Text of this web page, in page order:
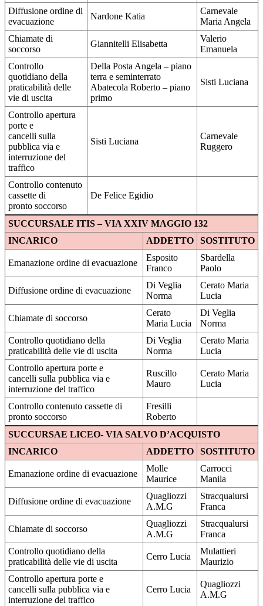
Diffusione ordine di
evacuazione
Nardone Katia
Carnevale
Maria Angela
Chiamate di
soccorso
Giannitelli Elisabetta
Valerio
Emanuela
Controllo
quotidiano della
praticabilità delle
vie di uscita
Della Posta Angela – piano
terra e seminterrato
Abatecola Roberto – piano
primo
Sisti Luciana
Controllo apertura
porte e
cancelli sulla
pubblica via e
interruzione del
traffico
Sisti Luciana
Carnevale
Ruggero
Controllo contenuto
cassette di
pronto soccorso
De Felice Egidio
SUCCURSALE ITIS – VIA XXIV MAGGIO 132
INCARICO
ADDETTO SOSTITUTO
Emanazione ordine di evacuazione
Esposito
Franco
Sbardella
Paolo
Diffusione ordine di evacuazione
Di Veglia
Norma
Cerato Maria
Lucia
Chiamate di soccorso
Cerato
Maria Lucia
Di Veglia
Norma
Controllo quotidiano della
praticabilità delle vie di uscita
Di Veglia
Norma
Cerato Maria
Lucia
Controllo apertura porte e
cancelli sulla pubblica via e
interruzione del traffico
Ruscillo
Mauro
Cerato Maria
Lucia
Controllo contenuto cassette di
pronto soccorso
Fresilli
Roberto
SUCCURSAE LICEO- VIA SALVO D’ACQUISTO
INCARICO
ADDETTO SOSTITUTO
Emanazione ordine di evacuazione
Molle
Maurice
Carrocci
Manila
Diffusione ordine di evacuazione
Quagliozzi
A.M.G
Stracqualursi
Franca
Chiamate di soccorso
Quagliozzi
A.M.G
Stracqualursi
Franca
Controllo quotidiano della
praticabilità delle vie di uscita
Cerro Lucia
Mulattieri
Maurizio
Controllo apertura porte e
cancelli sulla pubblica via e
interruzione del traffico
Cerro Lucia
Quagliozzi
A.M.G